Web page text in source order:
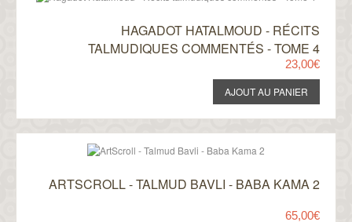
HAGADOT HATALMOUD - RÉCITS
TALMUDIQUES COMMENTÉS - TOME 4
23,00€
ARTSCROLL - TALMUD BAVLI - BABA KAMA 2
65,00€